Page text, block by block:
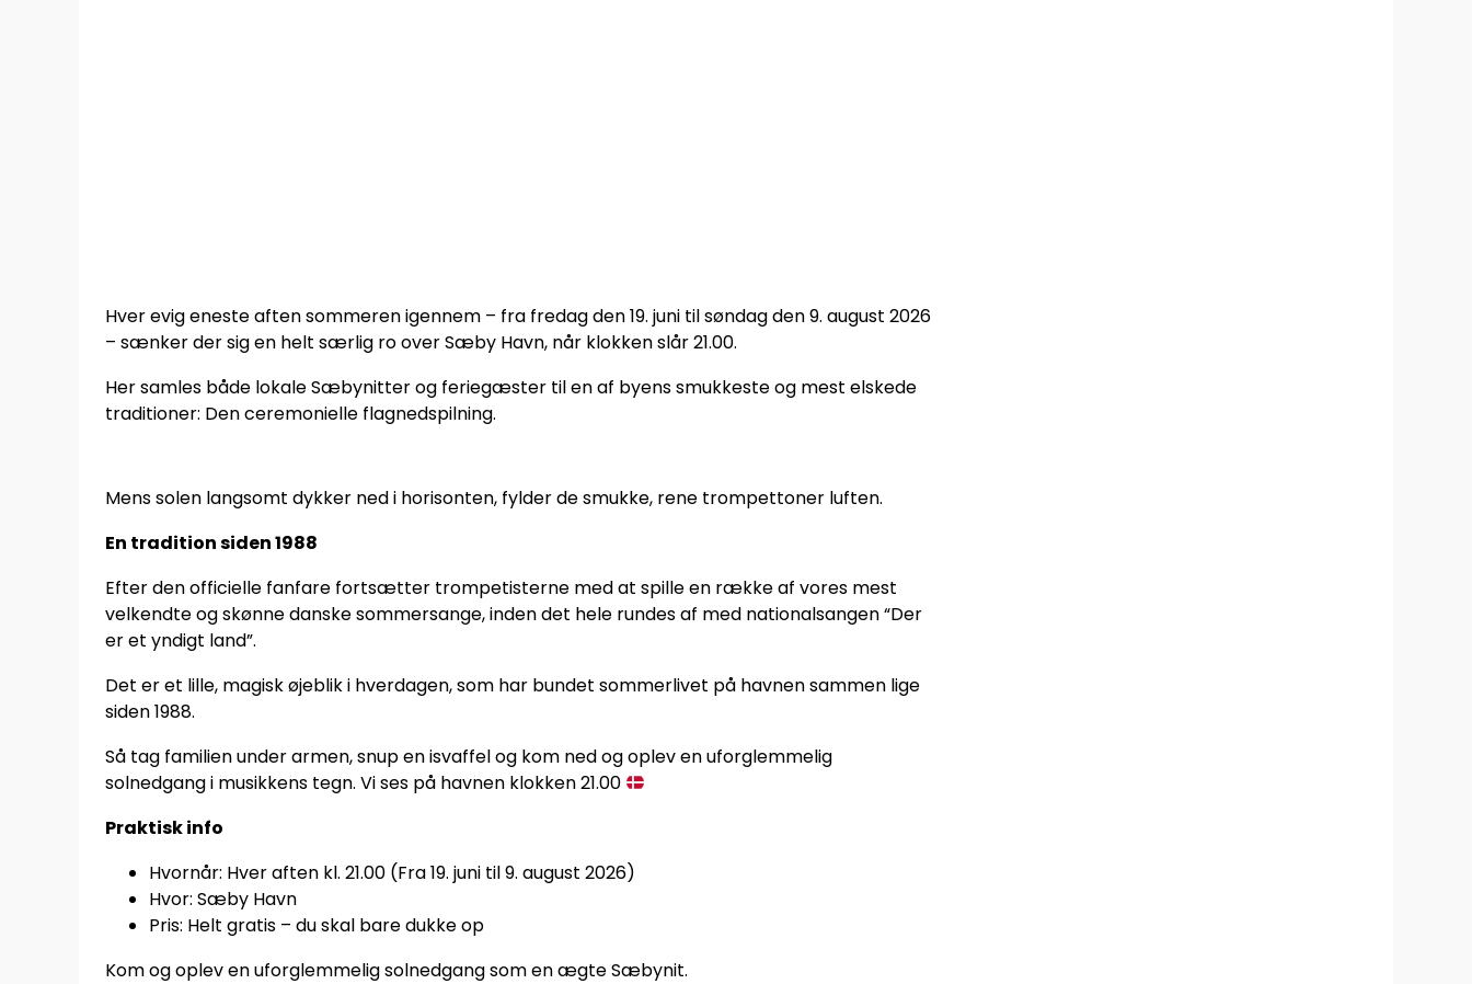
Hver evig eneste aften sommeren igennem – fra fredag den 19. juni til søndag den 9. august 2026
– sænker der sig en helt særlig ro over Sæby Havn, når klokken slår 21.00.
Her samles både lokale Sæbynitter og feriegæster til en af byens smukkeste og mest elskede
traditioner: Den ceremonielle flagnedspilning.
Mens solen langsomt dykker ned i horisonten, fylder de smukke, rene trompettoner luften.
En tradition siden 1988
Efter den officielle fanfare fortsætter trompetisterne med at spille en række af vores mest
velkendte og skønne danske sommersange, inden det hele rundes af med nationalsangen “Der
er et yndigt land”.
Det er et lille, magisk øjeblik i hverdagen, som har bundet sommerlivet på havnen sammen lige
siden 1988.
Så tag familien under armen, snup en isvaffel og kom ned og oplev en uforglemmelig
solnedgang i musikkens tegn. Vi ses på havnen klokken 21.00
Praktisk info
Hvornår: Hver aften kl. 21.00 (Fra 19. juni til 9. august 2026)
Hvor: Sæby Havn
Pris: Helt gratis – du skal bare dukke op
Kom og oplev en uforglemmelig solnedgang som en ægte Sæbynit.